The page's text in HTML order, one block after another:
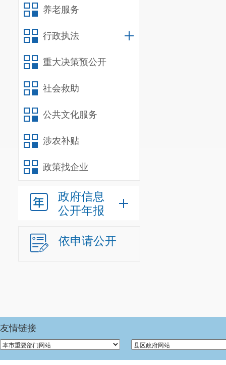
养老服务
行政执法
重大决策预公开
社会救助
公共文化服务
涉农补贴
政策找企业
政府信息
公开年报
依申请公开
友情链接